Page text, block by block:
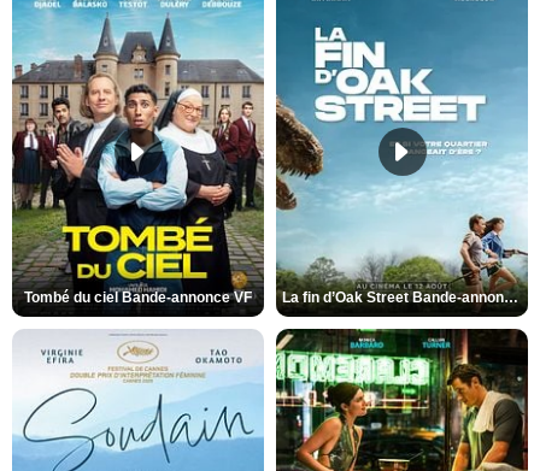
Tombé du ciel Bande-annonce VF La fin d’Oak Street Bande-annonce VO STFR